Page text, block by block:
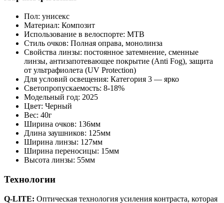
Пол: унисекс
Материал: Композит
Использование в велоспорте: MTB
Стиль очков: Полная оправа, монолинза
Свойства линзы: постоянное затемнение, сменные
линзы, антизапотевающее покрытие (Anti Fog), защита
от ультрафиолета (UV Protection)
Для условий освещения: Категория 3 — ярко
Светопропускаемость: 8-18%
Модельный год: 2025
Цвет: Черный
Вес: 40г
Ширина очков: 136мм
Длина заушников: 125мм
Ширина линзы: 127мм
Ширина переносицы: 15мм
Высота линзы: 55мм
Технологии
Q-LITE: Оптическая технология усиления контраста, которая